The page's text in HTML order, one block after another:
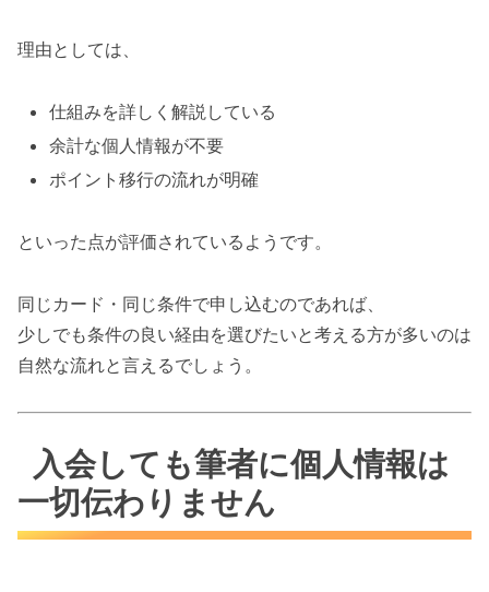
理由としては、
仕組みを詳しく解説している
余計な個人情報が不要
ポイント移行の流れが明確
といった点が評価されているようです。
同じカード・同じ条件で申し込むのであれば、
少しでも条件の良い経由を選びたいと考える方が多いのは
自然な流れと言えるでしょう。
入会しても筆者に個人情報は
一切伝わりません